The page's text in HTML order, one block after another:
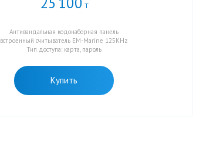
Т
Антивандальная кодонаборная панель
встроенный считыватель EM-Marine 125KHz
Тип доступа: карта, пароль
Купить